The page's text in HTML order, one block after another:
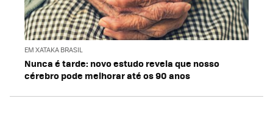
EM XATAKA BRASIL
Nunca é tarde: novo estudo revela que nosso
cérebro pode melhorar até os 90 anos